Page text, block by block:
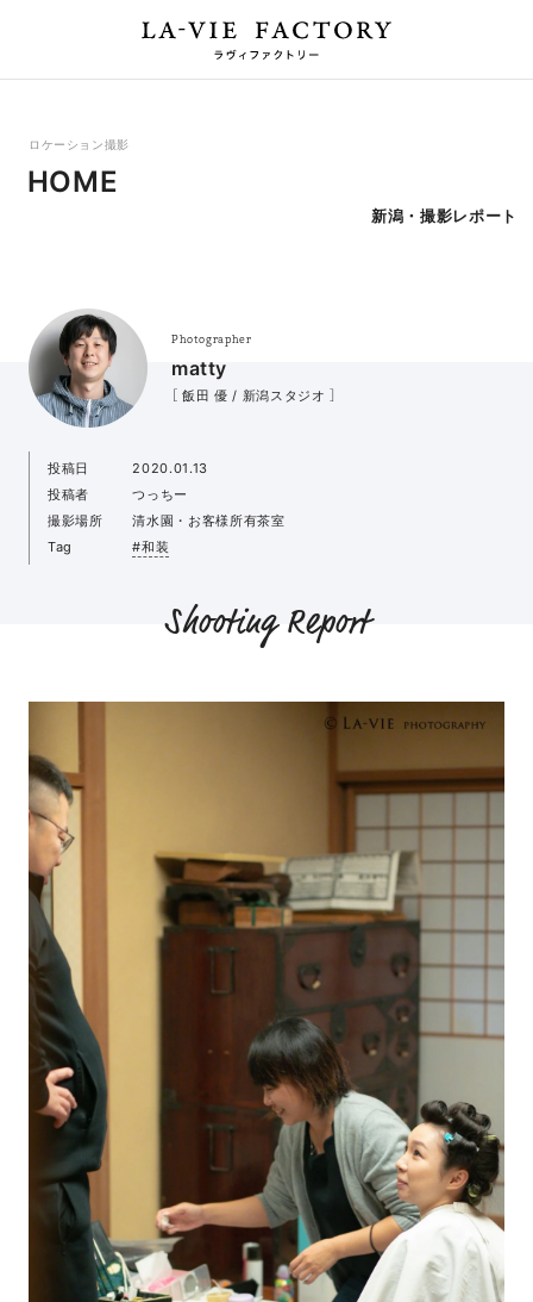
ロケーション撮影
HOME
新潟・撮影レポート
Photographer
matty
［ 飯田 優 / 新潟スタジオ ］
投稿日
2020.01.13
投稿者
つっちー
撮影場所
清水園・お客様所有茶室
Tag
#和装
Shooting Report